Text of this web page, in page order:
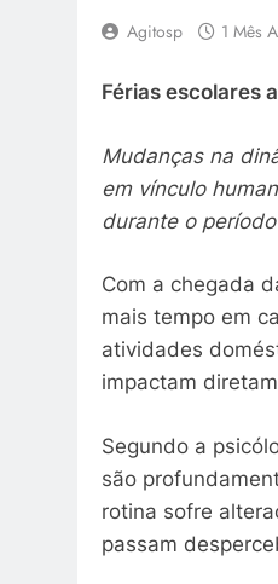
Agitosp 1 Mês
Férias escolares
Mudanças na
em vínculo
durante o
Com a chegada
mais tempo em
atividades
impactam
Segundo a
são
rotina sofre
passam